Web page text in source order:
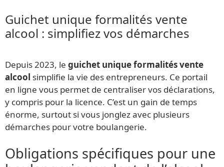
Guichet unique formalités vente
alcool : simplifiez vos démarches
Depuis 2023, le guichet unique formalités vente
alcool simplifie la vie des entrepreneurs. Ce portail
en ligne vous permet de centraliser vos déclarations,
y compris pour la licence. C’est un gain de temps
énorme, surtout si vous jonglez avec plusieurs
démarches pour votre boulangerie.
Obligations spécifiques pour une